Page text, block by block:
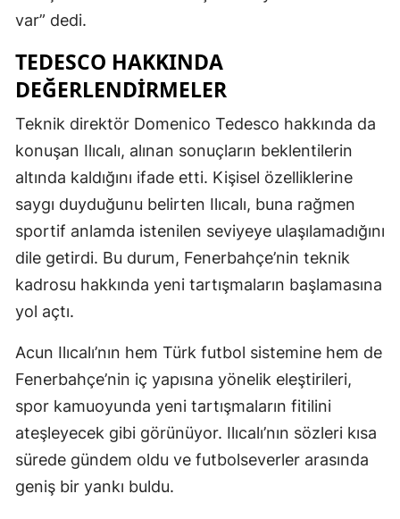
Tunceli
Van
Yozgat
Zonguldak
Aksaray
Bayburt
Batman
Şırnak
Bartın
var” dedi.
TEDESCO HAKKINDA
DEĞERLENDIRMELER
Teknik direktör Domenico Tedesco hakkında da
konuşan Ilıcalı, alınan sonuçların beklentilerin
altında kaldığını ifade etti. Kişisel özelliklerine
saygı duyduğunu belirten Ilıcalı, buna rağmen
sportif anlamda istenilen seviyeye ulaşılamadığını
dile getirdi. Bu durum, Fenerbahçe’nin teknik
kadrosu hakkında yeni tartışmaların başlamasına
yol açtı.
Acun Ilıcalı’nın hem Türk futbol sistemine hem de
Fenerbahçe’nin iç yapısına yönelik eleştirileri,
spor kamuoyunda yeni tartışmaların fitilini
ateşleyecek gibi görünüyor. Ilıcalı’nın sözleri kısa
sürede gündem oldu ve futbolseverler arasında
geniş bir yankı buldu.